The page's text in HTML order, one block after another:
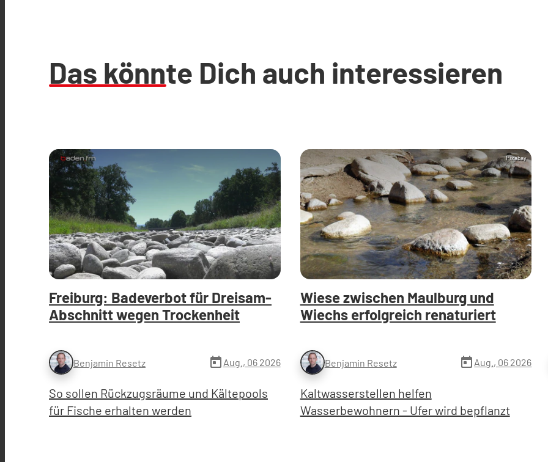
Das könnte Dich auch interessieren
Freiburg: Badeverbot für Dreisam-
Abschnitt wegen Trockenheit
Benjamin Resetz today Aug., 06 2026
So sollen Rückzugsräume und Kältepools
für Fische erhalten werden
Pixabay
Wiese zwischen Maulburg und
Wiechs erfolgreich renaturiert
Benjamin Resetz todayAug., 06 2026
Kaltwasserstellen helfen
Wasserbewohnern - Ufer wird bepflanzt